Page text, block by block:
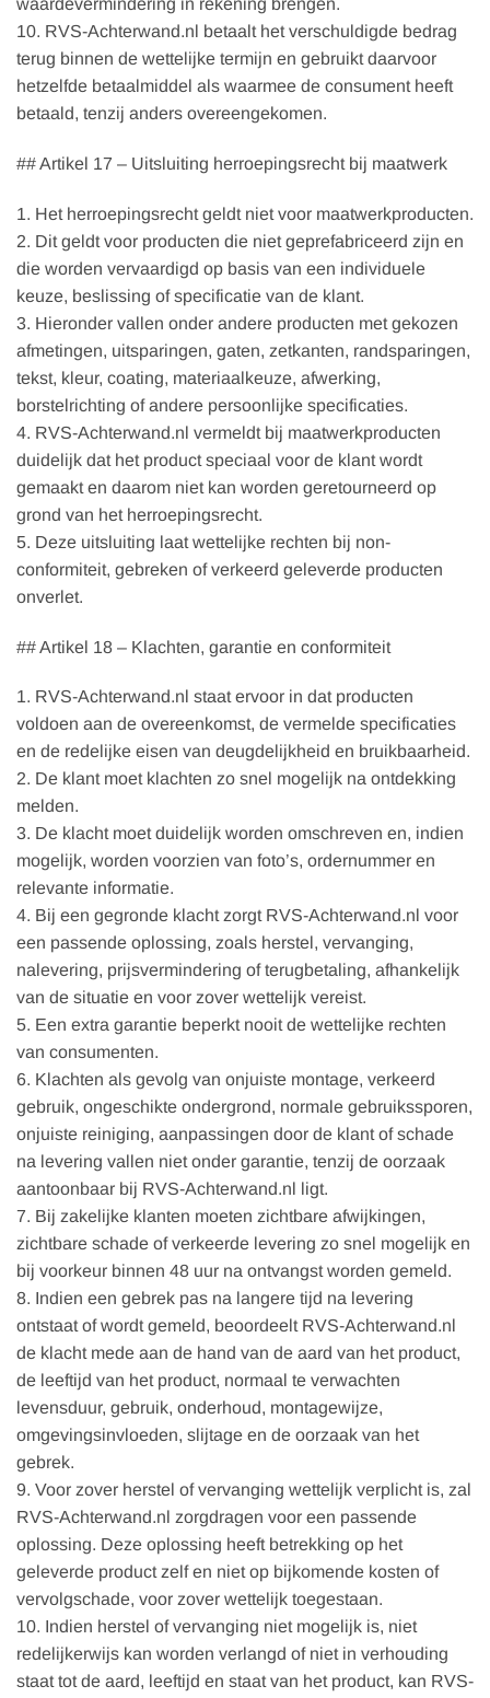
waardevermindering in rekening brengen.
10. RVS-Achterwand.nl betaalt het verschuldigde bedrag
terug binnen de wettelijke termijn en gebruikt daarvoor
hetzelfde betaalmiddel als waarmee de consument heeft
betaald, tenzij anders overeengekomen.
## Artikel 17 – Uitsluiting herroepingsrecht bij maatwerk
1. Het herroepingsrecht geldt niet voor maatwerkproducten.
2. Dit geldt voor producten die niet geprefabriceerd zijn en
die worden vervaardigd op basis van een individuele
keuze, beslissing of specificatie van de klant.
3. Hieronder vallen onder andere producten met gekozen
afmetingen, uitsparingen, gaten, zetkanten, randsparingen,
tekst, kleur, coating, materiaalkeuze, afwerking,
borstelrichting of andere persoonlijke specificaties.
4. RVS-Achterwand.nl vermeldt bij maatwerkproducten
duidelijk dat het product speciaal voor de klant wordt
gemaakt en daarom niet kan worden geretourneerd op
grond van het herroepingsrecht.
5. Deze uitsluiting laat wettelijke rechten bij non-
conformiteit, gebreken of verkeerd geleverde producten
onverlet.
## Artikel 18 – Klachten, garantie en conformiteit
1. RVS-Achterwand.nl staat ervoor in dat producten
voldoen aan de overeenkomst, de vermelde specificaties
en de redelijke eisen van deugdelijkheid en bruikbaarheid.
2. De klant moet klachten zo snel mogelijk na ontdekking
melden.
3. De klacht moet duidelijk worden omschreven en, indien
mogelijk, worden voorzien van foto’s, ordernummer en
relevante informatie.
4. Bij een gegronde klacht zorgt RVS-Achterwand.nl voor
een passende oplossing, zoals herstel, vervanging,
nalevering, prijsvermindering of terugbetaling, afhankelijk
van de situatie en voor zover wettelijk vereist.
5. Een extra garantie beperkt nooit de wettelijke rechten
van consumenten.
6. Klachten als gevolg van onjuiste montage, verkeerd
gebruik, ongeschikte ondergrond, normale gebruikssporen,
onjuiste reiniging, aanpassingen door de klant of schade
na levering vallen niet onder garantie, tenzij de oorzaak
aantoonbaar bij RVS-Achterwand.nl ligt.
7. Bij zakelijke klanten moeten zichtbare afwijkingen,
zichtbare schade of verkeerde levering zo snel mogelijk en
bij voorkeur binnen 48 uur na ontvangst worden gemeld.
8. Indien een gebrek pas na langere tijd na levering
ontstaat of wordt gemeld, beoordeelt RVS-Achterwand.nl
de klacht mede aan de hand van de aard van het product,
de leeftijd van het product, normaal te verwachten
levensduur, gebruik, onderhoud, montagewijze,
omgevingsinvloeden, slijtage en de oorzaak van het
gebrek.
9. Voor zover herstel of vervanging wettelijk verplicht is, zal
RVS-Achterwand.nl zorgdragen voor een passende
oplossing. Deze oplossing heeft betrekking op het
geleverde product zelf en niet op bijkomende kosten of
vervolgschade, voor zover wettelijk toegestaan.
10. Indien herstel of vervanging niet mogelijk is, niet
redelijkerwijs kan worden verlangd of niet in verhouding
staat tot de aard, leeftijd en staat van het product, kan RVS-